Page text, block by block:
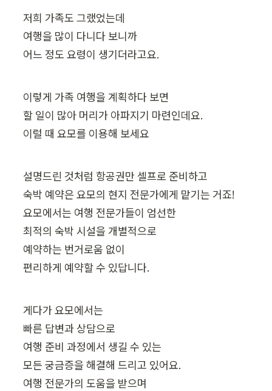
저희 가족도 그랬었는데
여행을 많이 다니다 보니까
어느 정도 요령이 생기더라고요.
이렇게 가족 여행을 계획하다 보면
할 일이 많아 머리가 아파지기 마련인데요.
이럴 때 요모를 이용해 보세요
설명드린 것처럼 항공권만 셀프로 준비하고
숙박 예약은 요모의 현지 전문가에게 맡기는 거죠!
요모에서는 여행 전문가들이 엄선한
최적의 숙박 시설을 개별적으로
예약하는 번거로움 없이
편리하게 예약할 수 있답니다.
게다가 요모에서는
빠른 답변과 상담으로
여행 준비 과정에서 생길 수 있는
모든 궁금증을 해결해 드리고 있어요.
여행 전문가의 도움을 받으며